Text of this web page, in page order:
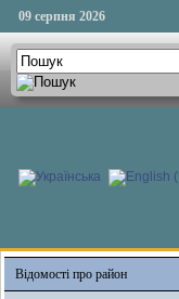
09 серпня 2026
Відомості про район